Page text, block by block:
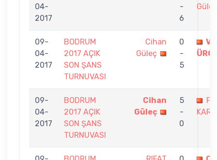
04-
2017
-
6
Güleç
09-
04-
2017
BODRUM
2017 AÇIK
SON ŞANS
TURNUVASI
Cihan
Güleç
0
-
5
09-
04-
2017
BODRUM
2017 AÇIK
SON ŞANS
TURNUVASI
Cihan
Güleç
5
-
0